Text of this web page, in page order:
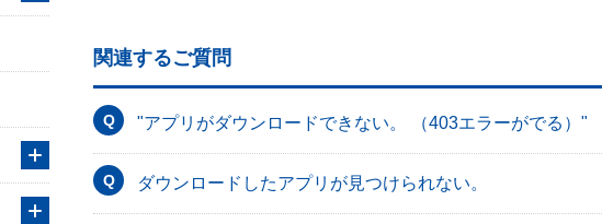
関連するご質問
"アプリがダウンロードできない。 （403エラーがでる）"
ダウンロードしたアプリが見つけられない。